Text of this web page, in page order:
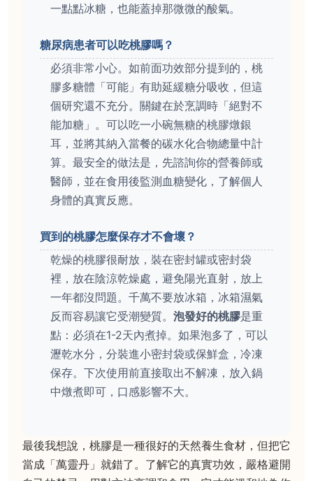
一點點冰糖，也能蓋掉那微微的酸氣。
糖尿病患者可以吃桃膠嗎？
必須非常小心。如前面功效部分提到的，桃
膠多糖體「可能」有助延緩糖分吸收，但這
個研究還不充分。關鍵在於烹調時「絕對不
能加糖」。可以吃一小碗無糖的桃膠燉銀
耳，並將其納入當餐的碳水化合物總量中計
算。最安全的做法是，先諮詢你的營養師或
醫師，並在食用後監測血糖變化，了解個人
身體的真實反應。
買到的桃膠怎麼保存才不會壞？
乾燥的桃膠很耐放，裝在密封罐或密封袋
裡，放在陰涼乾燥處，避免陽光直射，放上
一年都沒問題。千萬不要放冰箱，冰箱濕氣
反而容易讓它受潮變質。 泡發好的桃膠是重
點：必須在1-2天內煮掉。如果泡多了，可以
瀝乾水分，分裝進小密封袋或保鮮盒，冷凍
保存。下次使用前直接取出不解凍，放入鍋
中燉煮即可，口感影響不大。
最後我想說，桃膠是一種很好的天然養生食材，但把它
當成「萬靈丹」就錯了。了解它的真實功效，嚴格避開